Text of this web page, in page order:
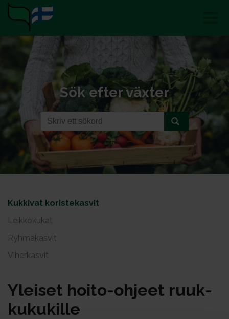
Sök efter växter
Kukkivat koristekasvit
Leikkokukat
Ryhmäkasvit
Viherkasvit
Ylei­set hoi­to-oh­jeet ruuk­
ku­ku­kil­le